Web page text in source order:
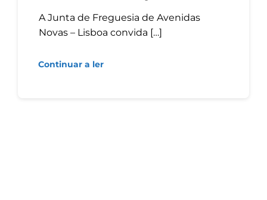
A Junta de Freguesia de Avenidas
Novas – Lisboa convida […]
Continuar a ler